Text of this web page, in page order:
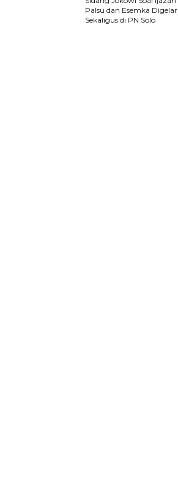
Palsu dan Esemka Digelar
Sekaligus di PN Solo